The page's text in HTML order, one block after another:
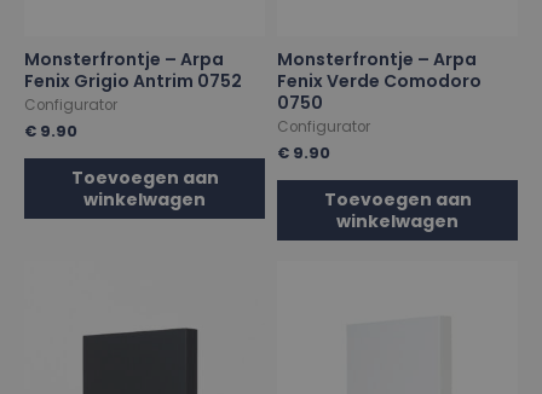
Monsterfrontje – Arpa
Fenix Grigio Antrim 0752
Configurator
€ 9.90
Toevoegen aan
winkelwagen
Monsterfrontje – Arpa
Fenix Verde Comodoro
0750
Configurator
€ 9.90
Toevoegen aan
winkelwagen